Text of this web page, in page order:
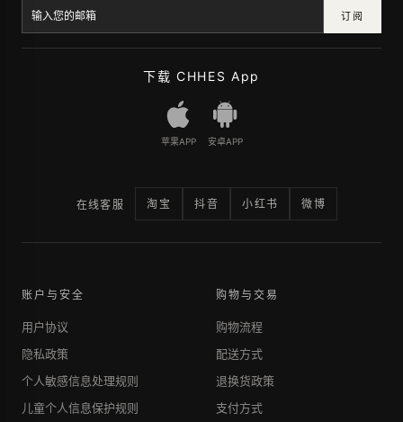
订阅
下载 CHHES App
苹果APP 安卓APP
在线客服 淘宝 抖音 小红书 微博
账户与安全
用户协议
隐私政策
个人敏感信息处理规则
儿童个人信息保护规则
购物与交易
购物流程
配送方式
退换货政策
支付方式